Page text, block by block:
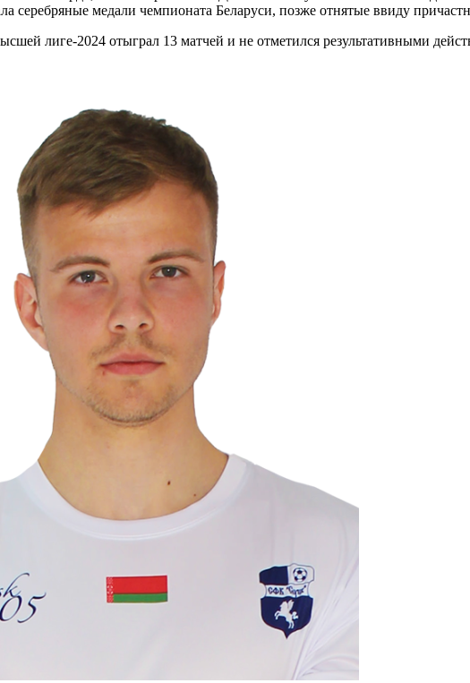
серебряные медали чемпионата Беларуси, позже отнятые ввиду
лиге-2024 отыграл 13 матчей и не отметился результативными